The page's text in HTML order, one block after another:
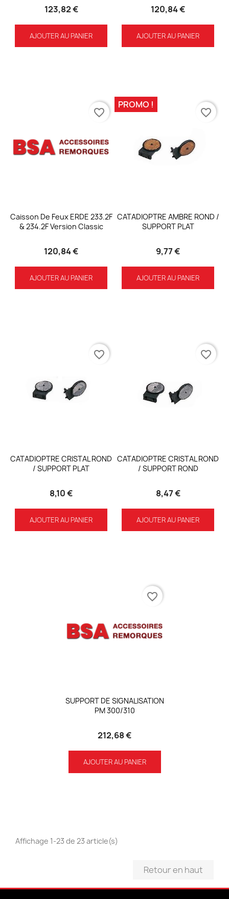
123,82 €
AJOUTER AU PANIER
120,84 €
AJOUTER AU PANIER
Caisson De Feux ERDE 233.2F
& 234.2F Version Classic
120,84 €
AJOUTER AU PANIER
favorite_border
CATADIOPTRE AMBRE ROND /
SUPPORT PLAT
9,77 €
AJOUTER AU PANIER
PROMO !
favorite_border
CATADIOPTRE CRISTAL ROND
/ SUPPORT PLAT
8,10 €
AJOUTER AU PANIER
favorite_border
CATADIOPTRE CRISTAL ROND
/ SUPPORT ROND
8,47 €
AJOUTER AU PANIER
favorite_border
SUPPORT DE SIGNALISATION
PM 300/310
212,68 €
AJOUTER AU PANIER
favorite_border
Affichage 1-23 de 23 article(s)
Retour en haut